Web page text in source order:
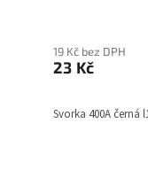
19 Kč bez DPH
23 Kč
Svorka 400A černá